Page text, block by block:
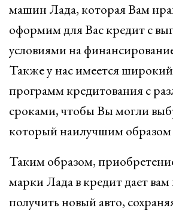
машин Лада, которая Вам
оформим для Вас кредит с
условиями на
Также у нас имеется
программ кредитования с
сроками, чтобы Вы могли
который наилучшим образом
Таким образом,
марки Лада в кредит дает
получить новый авто,